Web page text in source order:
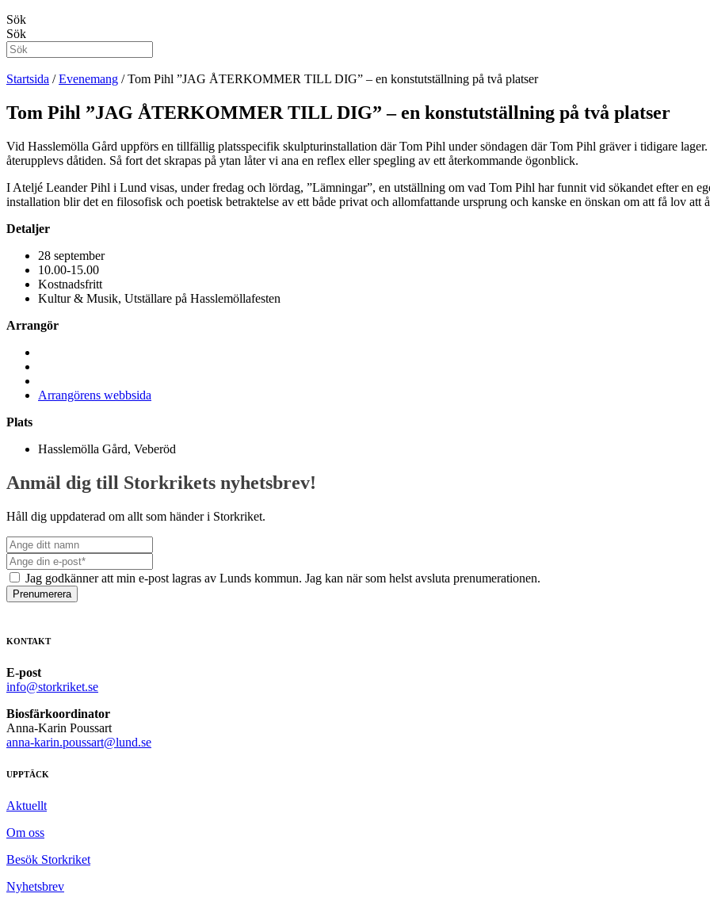
Sök
Sök
Startsida / Evenemang / Tom Pihl ”JAG ÅTERKOMMER TILL DIG” – en konstutställning på två platser
Tom Pihl ”JAG ÅTERKOMMER TILL DIG” – en konstutställning på två platser
Vid Hasslemölla Gård uppförs en tillfällig platsspecifik skulpturinstallation där Tom Pihl under söndagen där Tom Pihl gräver i tidigare
återupplevs dåtiden. Så fort det skrapas på ytan låter vi ana en reflex eller spegling av ett återkommande ögonblick.
I Ateljé Leander Pihl i Lund visas, under fredag och lördag, ”Lämningar”, en utställning om vad Tom Pihl har funnit vid sökandet efter en
installation blir det en filosofisk och poetisk betraktelse av ett både privat och allomfattande ursprung och kanske en önskan om att få lov att
Detaljer
28 september
10.00-15.00
Kostnadsfritt
Kultur & Musik, Utställare på Hasslemöllafesten
Arrangör
Arrangörens webbsida
Plats
Hasslemölla Gård, Veberöd
Anmäl dig till Storkrikets nyhetsbrev!
Håll dig uppdaterad om allt som händer i Storkriket.
Jag godkänner att min e-post lagras av Lunds kommun. Jag kan när som helst avsluta prenumerationen.
Prenumerera
KONTAKT
E-post
info@storkriket.se
Biosfärkoordinator
Anna-Karin Poussart
anna-karin.poussart@lund.se
UPPTÄCK
Aktuellt
Om oss
Besök Storkriket
Nyhetsbrev